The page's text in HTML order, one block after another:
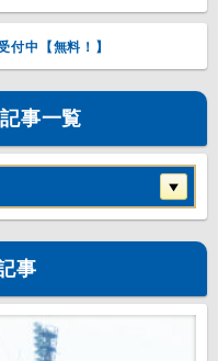
付中【無料！】
事一覧
事